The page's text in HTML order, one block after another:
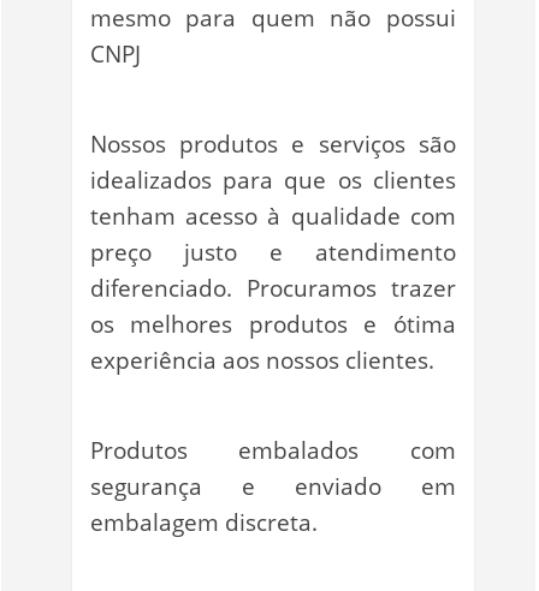
mesmo para quem não possui
CNPJ
Nossos produtos e serviços são
idealizados para que os clientes
tenham acesso à qualidade com
preço justo e atendimento
diferenciado. Procuramos trazer
os melhores produtos e ótima
experiência aos nossos clientes.
Produtos embalados com
segurança e enviado em
embalagem discreta.